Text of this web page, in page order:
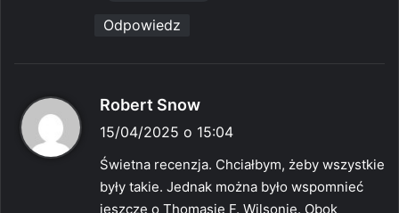
Odpowiedz
Robert Snow
i
z
e
15/04/2025 o 15:04
Świetna recenzja. Chciałbym, żeby wszystkie
były takie. Jednak można było wspomnieć
jeszcze o Thomasie F. Wilsonie. Obok